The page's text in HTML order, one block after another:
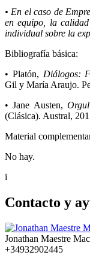
• En el caso de
en equipo, la
individual sobre la
Bibliografía básica:
• Platón, Diálogos:
Gil y María Araujo.
• Jane Austen,
(Clásica). Austral,
Material
No hay.
i
Contacto y
Jonathan Maestre
+34932902445